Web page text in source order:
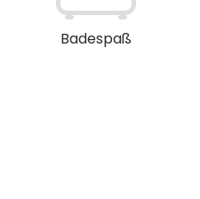
Badespaß